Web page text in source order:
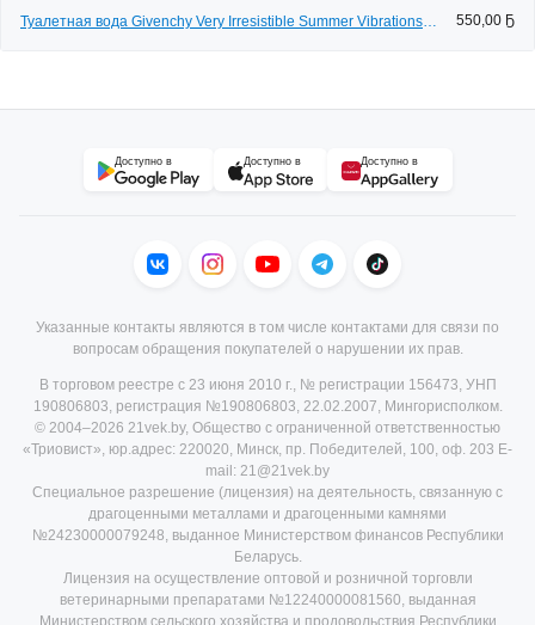
Туалетная вода Givenchy Very Irresistible Summer Vibrations
550,00 Ҕ
Доступно в Доступно в Доступно в
Указанные контакты являются в том числе контактами для связи по
вопросам обращения покупателей о нарушении их прав.
В торговом реестре с 23 июня 2010 г., № регистрации 156473, УНП
190806803, регистрация №190806803, 22.02.2007, Мингорисполком.
© 2004–2026 21vek.by, Общество с ограниченной ответственностью
«Триовист», юр.адрес: 220020, Минск, пр. Победителей, 100, оф. 203 E-
mail: 21@21vek.by
Специальное разрешение (лицензия) на деятельность, связанную с
драгоценными металлами и драгоценными камнями
№24230000079248, выданное Министерством финансов Республики
Беларусь.
Лицензия на осуществление оптовой и розничной торговли
ветеринарными препаратами №12240000081560, выданная
Министерством сельского хозяйства и продовольствия Республики